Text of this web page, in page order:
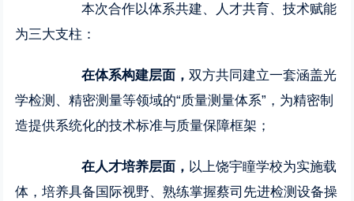
本次合作以体系共建、人才共育、技术赋能
为三大支柱：
在体系构建层面，双方共同建立一套涵盖光
学检测、精密测量等领域的“质量测量体系”，为精密制
造提供系统化的技术标准与质量保障框架；
在人才培养层面， 以上饶宇瞳学校为实施载
体，培养具备国际视野、熟练掌握蔡司先进检测设备操